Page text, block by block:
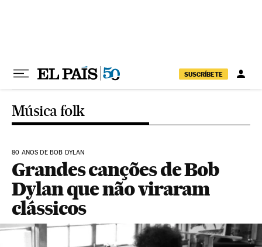
SUSCRÍBETE
Música folk
80 ANOS DE BOB DYLAN
Grandes canções de Bob
Dylan que não viraram
clássicos